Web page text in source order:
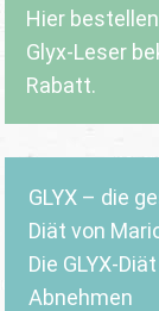
Hier
Glyx-Leser
Rabatt.
GLYX – die
Diät von
Die GLYX-
Abnehmen